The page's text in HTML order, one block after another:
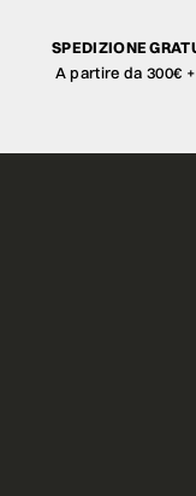
SPEDIZIONE
A partire da 300€